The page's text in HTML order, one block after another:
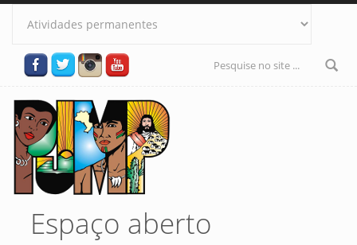
Pular para o conteúdo principal
Formulário
Espaço aberto